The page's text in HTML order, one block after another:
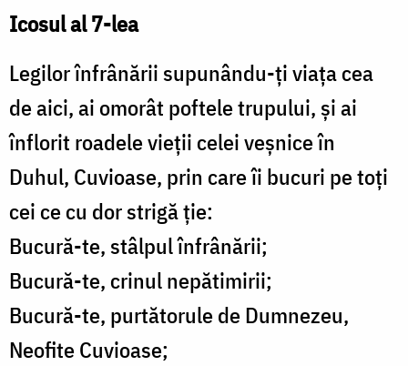
Icosul al 7-lea
Legilor înfrânării supunându-ți viața cea
de aici, ai omorât poftele trupului, și ai
înflorit roadele vieții celei veșnice în
Duhul, Cuvioase, prin care îi bucuri pe toți
cei ce cu dor strigă ție:
Bucură-te, stâlpul înfrânării;
Bucură-te, crinul nepătimirii;
Bucură-te, purtătorule de Dumnezeu,
Neofite Cuvioase;